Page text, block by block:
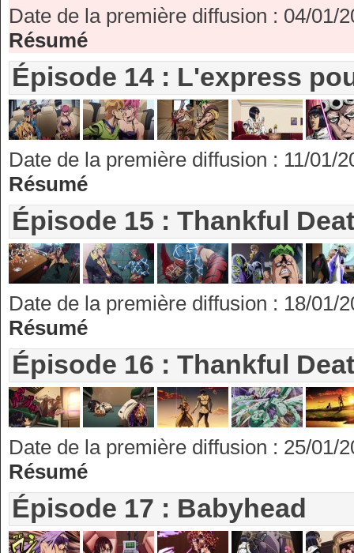
Date de la première diffusion : 04/01/
Résumé
Épisode 14 : L'express
Date de la première diffusion : 11/01/
Résumé
Épisode 15 : Thankful
Date de la première diffusion : 18/01/
Résumé
Épisode 16 : Thankful
Date de la première diffusion : 25/01/
Résumé
Épisode 17 : Babyhead